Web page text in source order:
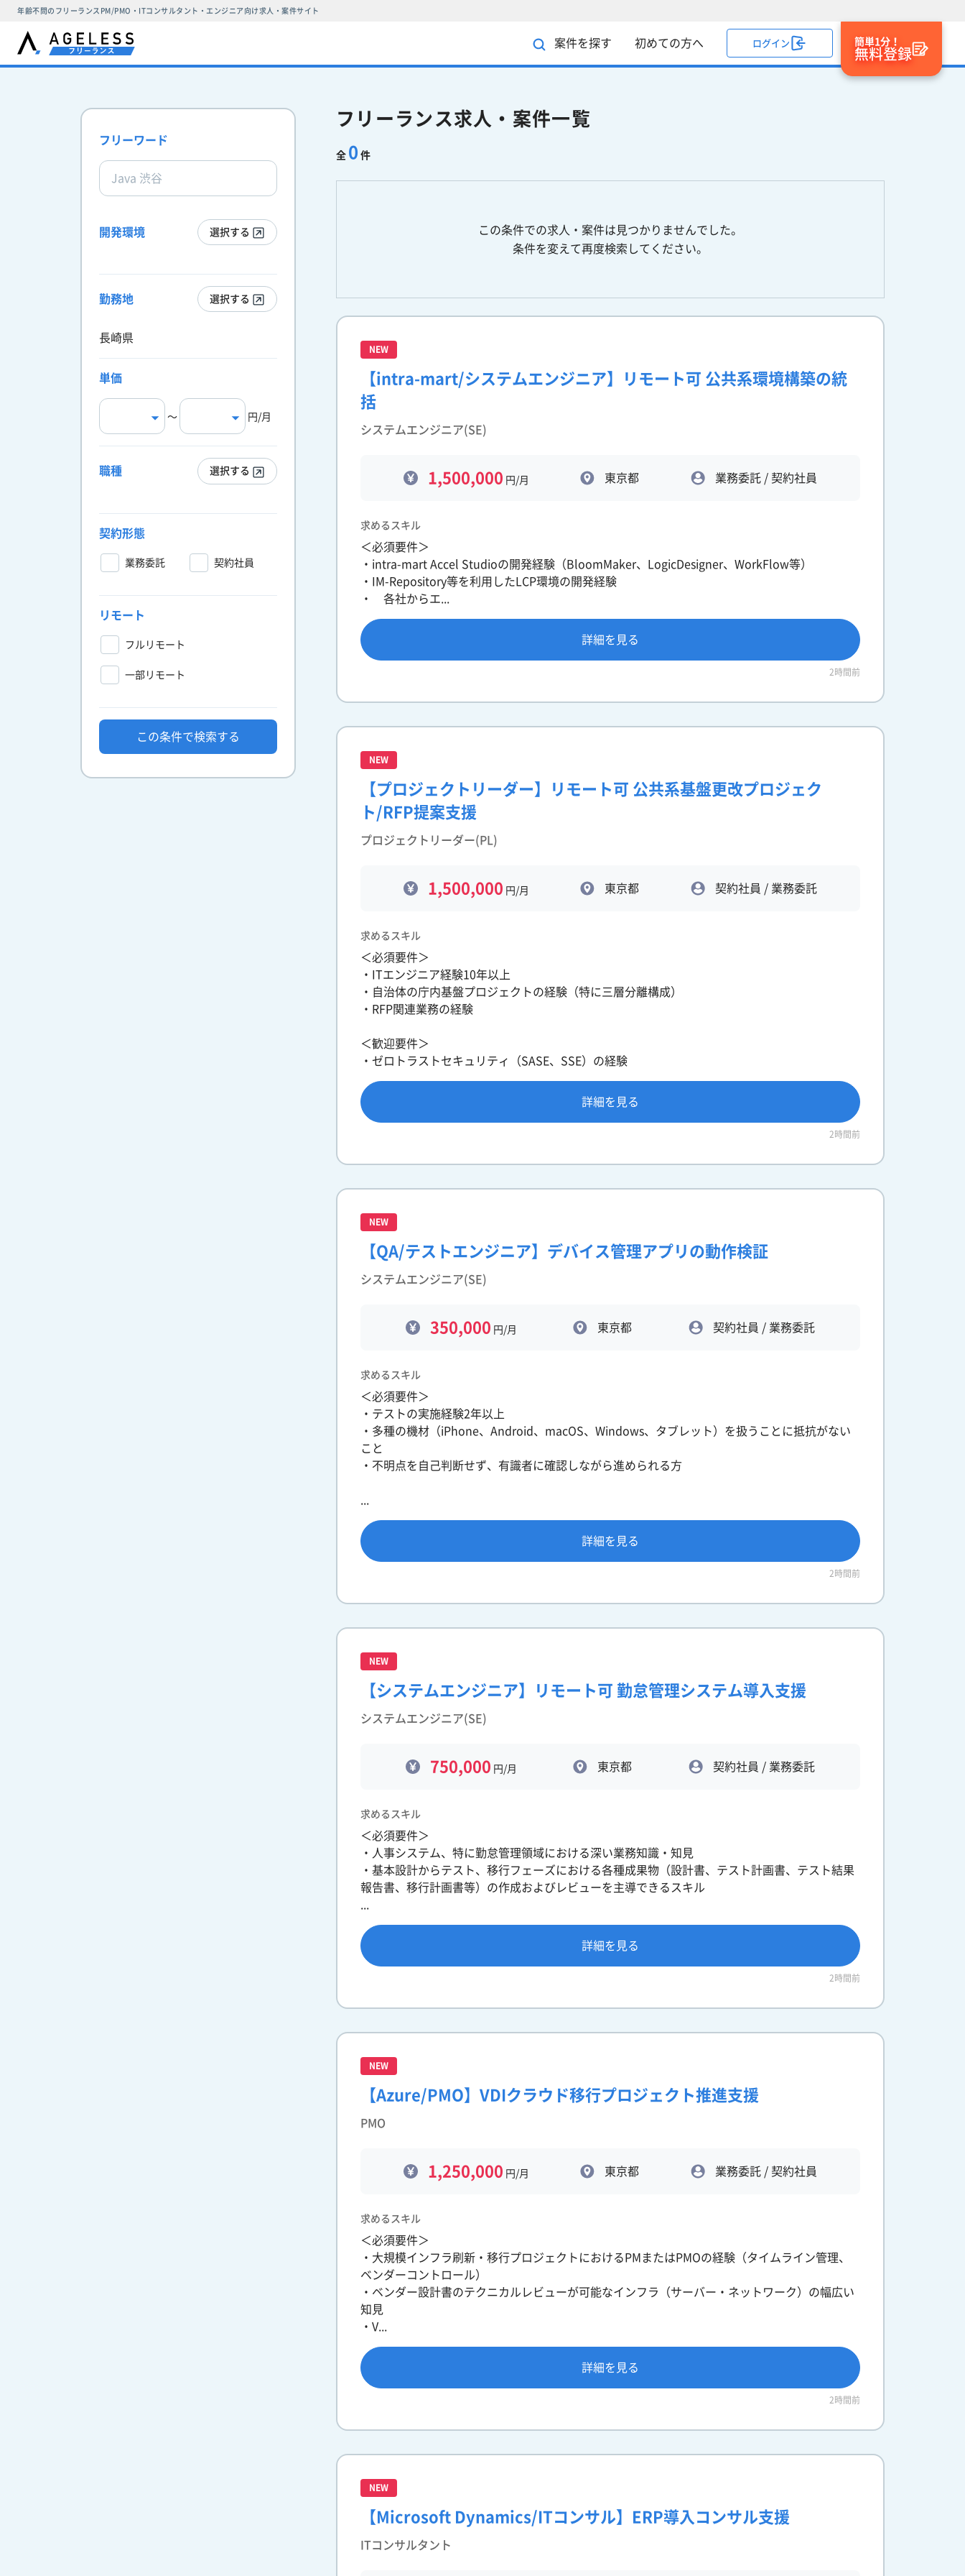
年齢不問のフリーランスPM/PMO・ITコンサルタント・エンジニア向け求人・案件サイト
案件を探す 初めての方へ ログイン 簡単1分！
無料登録
フリーワード
開発環境 選択する
勤務地 選択する
長崎県
単価
〜 円/月
職種 選択する
契約形態
業務委託 契約社員
リモート
フルリモート
一部リモート
フリーランス求人・案件一覧
全 0 件
この条件での求人・案件は見つかりませんでした。
条件を変えて再度検索してください。
NEW
【intra-mart/システムエンジニア】リモート可 公共系環境構築の統
括
システムエンジニア(SE)
1,500,000 円/月 東京都 業務委託 / 契約社員
求めるスキル
＜必須要件＞
・intra-mart Accel Studioの開発経験（BloomMaker、LogicDesigner、WorkFlow等）
・IM-Repository等を利用したLCP環境の開発経験
・ 各社からエ...
詳細を見る
2時間前
NEW
【プロジェクトリーダー】リモート可 公共系基盤更改プロジェク
ト/RFP提案支援
プロジェクトリーダー(PL)
1,500,000 円/月 東京都 契約社員 / 業務委託
求めるスキル
＜必須要件＞
・ITエンジニア経験10年以上
・自治体の庁内基盤プロジェクトの経験（特に三層分離構成）
・RFP関連業務の経験
＜歓迎要件＞
・ゼロトラストセキュリティ（SASE、SSE）の経験
詳細を見る
2時間前
NEW
【QA/テストエンジニア】デバイス管理アプリの動作検証
システムエンジニア(SE)
350,000 円/月 東京都 契約社員 / 業務委託
求めるスキル
＜必須要件＞
・テストの実施経験2年以上
・多種の機材（iPhone、Android、macOS、Windows、タブレット）を扱うことに抵抗がない
こと
・不明点を自己判断せず、有識者に確認しながら進められる方
詳細を見る
2時間前
NEW
【システムエンジニア】リモート可 勤怠管理システム導入支援
システムエンジニア(SE)
750,000 円/月 東京都 契約社員 / 業務委託
求めるスキル
＜必須要件＞
・人事システム、特に勤怠管理領域における深い業務知識・知見
・基本設計からテスト、移行フェーズにおける各種成果物（設計書、テスト計画書、テスト結果
報告書、移行計画書等）の作成およびレビューを主導できるスキル
詳細を見る
2時間前
NEW
【Azure/PMO】VDIクラウド移行プロジェクト推進支援
PMO
1,250,000 円/月 東京都 業務委託 / 契約社員
求めるスキル
＜必須要件＞
・大規模インフラ刷新・移行プロジェクトにおけるPMまたはPMOの経験（タイムライン管理、
ベンダーコントロール）
・ベンダー設計書のテクニカルレビューが可能なインフラ（サーバー・ネットワーク）の幅広い
知見
・V...
詳細を見る
2時間前
NEW
【Microsoft Dynamics/ITコンサル】ERP導入コンサル支援
ITコンサルタント